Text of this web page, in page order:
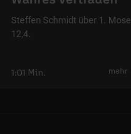
Steffen Schmidt über 1. Mose
12,4.
mehr
1:01 Min.